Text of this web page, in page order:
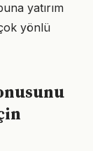
yatırım
yönlü